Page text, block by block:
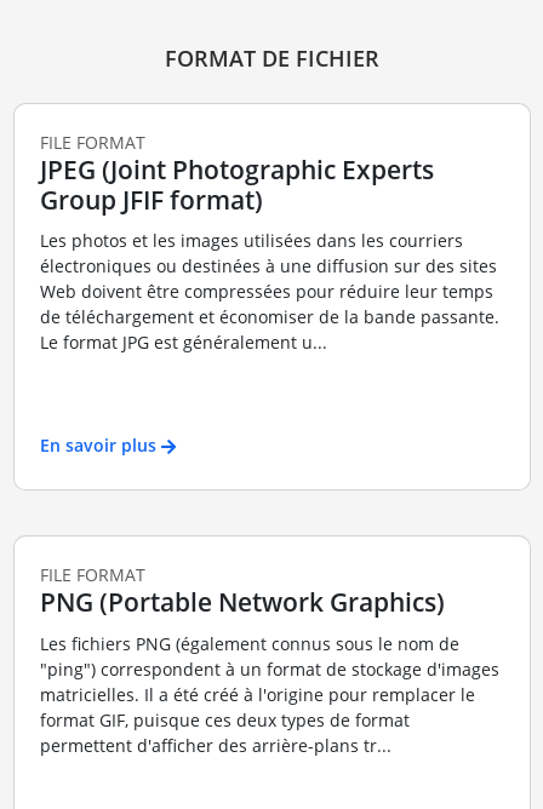
FORMAT DE FICHIER
FILE FORMAT
JPEG (Joint Photographic Experts
Group JFIF format)
Les photos et les images utilisées dans les courriers
électroniques ou destinées à une diffusion sur des sites
Web doivent être compressées pour réduire leur temps
de téléchargement et économiser de la bande passante.
Le format JPG est généralement u...
En savoir plus
FILE FORMAT
PNG (Portable Network Graphics)
Les fichiers PNG (également connus sous le nom de
"ping") correspondent à un format de stockage d'images
matricielles. Il a été créé à l'origine pour remplacer le
format GIF, puisque ces deux types de format
permettent d'afficher des arrière-plans tr...